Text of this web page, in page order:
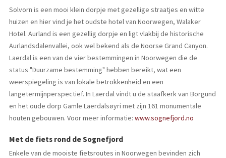
Solvorn is een mooi klein dorpje met gezellige straatjes en witte
huizen en hier vind je het oudste hotel van Noorwegen, Walaker
Hotel. Aurland is een gezellig dorpje en ligt vlakbij de historische
Aurlandsdalenvallei, ook wel bekend als de Noorse Grand Canyon.
Laerdal is een van de vier bestemmingen in Noorwegen die de
status "Duurzame bestemming" hebben bereikt, wat een
weerspiegeling is van lokale betrokkenheid en een
langetermijnperspectief. In Laerdal vindt u de staafkerk van Borgund
en het oude dorp Gamle Laerdalsøyri met zijn 161 monumentale
houten gebouwen. Voor meer informatie: www.sognefjord.no
Met de fiets rond de Sognefjord
Enkele van de mooiste fietsroutes in Noorwegen bevinden zich